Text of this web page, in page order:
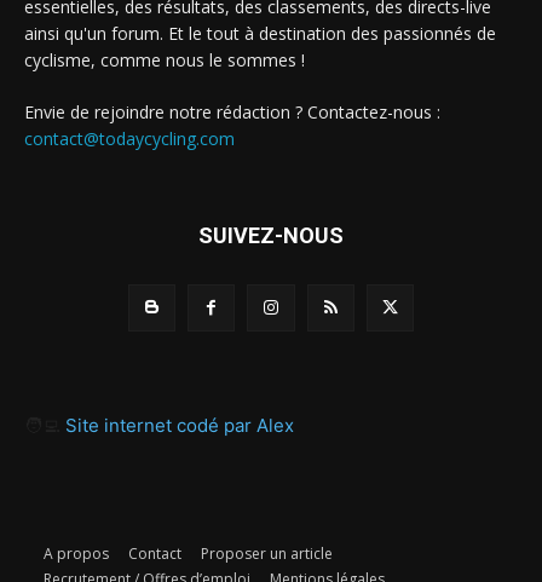
essentielles, des résultats, des classements, des directs-live
ainsi qu'un forum. Et le tout à destination des passionnés de
cyclisme, comme nous le sommes !
Envie de rejoindre notre rédaction ? Contactez-nous :
contact@todaycycling.com
SUIVEZ-NOUS
Site internet codé par Alex
A propos Contact
Proposer un article